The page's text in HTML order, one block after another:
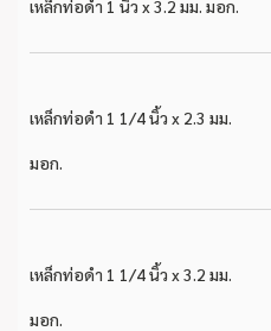
เหล็กท่อดำ 1 นิ้ว x 3.2 มม. มอก.
เหล็กท่อดำ 1 1/4 นิ้ว x 2.3 มม.
มอก.
เหล็กท่อดำ 1 1/4 นิ้ว x 3.2 มม.
มอก.